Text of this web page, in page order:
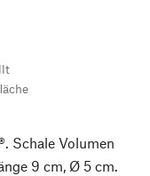
Schale Volumen
9 cm, Ø 5 cm.